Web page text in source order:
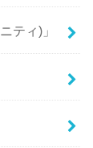
ティ)」